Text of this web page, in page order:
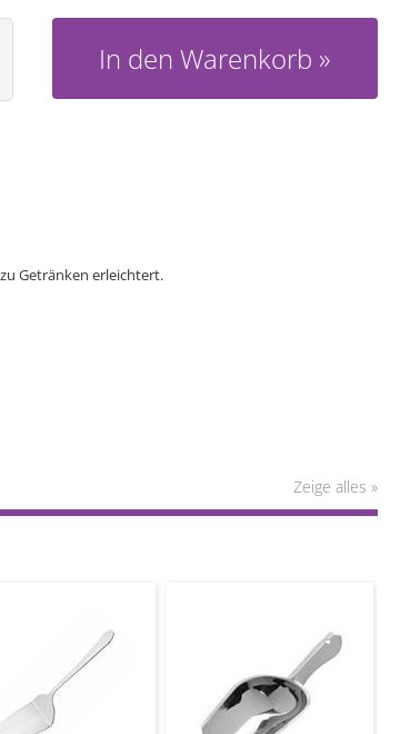
In den Warenkorb
Getränken erleichtert.
Zeige alles »